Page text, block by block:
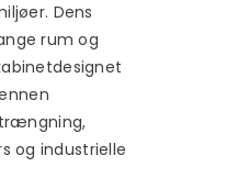
Dens
rum og
og industrielle